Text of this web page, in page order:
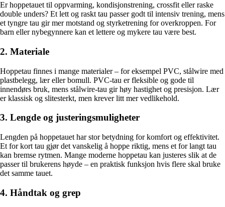
Er hoppe­tauet til oppvarming, kondisjonstrening, crossfit eller raske
double unders? Et lett og raskt tau passer godt til intensiv trening, mens
et tyngre tau gir mer motstand og styrketrening for overkroppen. For
barn eller nybegynnere kan et lettere og mykere tau være best.
2. Materiale
Hoppe­tau finnes i mange materialer – for eksempel PVC, stålwire med
plastbelegg, lær eller bomull. PVC-tau er fleksible og gode til
innendørs bruk, mens stålwire-tau gir høy hastighet og presisjon. Lær
er klassisk og slitesterkt, men krever litt mer vedlikehold.
3. Lengde og justeringsmuligheter
Lengden på hoppe­tauet har stor betydning for komfort og effektivitet.
Et for kort tau gjør det vanskelig å hoppe riktig, mens et for langt tau
kan bremse rytmen. Mange moderne hoppe­tau kan justeres slik at de
passer til brukerens høyde – en praktisk funksjon hvis flere skal bruke
det samme tauet.
4. Håndtak og grep